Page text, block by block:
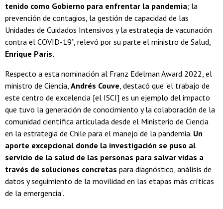
tenido como Gobierno para enfrentar la pandemia; la
prevención de contagios, la gestión de capacidad de las
Unidades de Cuidados Intensivos y la estrategia de vacunación
contra el COVID-19”, relevó por su parte el ministro de Salud,
Enrique Paris.
Respecto a esta nominación al Franz Edelman Award 2022, el
ministro de Ciencia, Andrés Couve , destacó que "el trabajo de
este centro de excelencia [el ISCI] es un ejemplo del impacto
que tuvo la generación de conocimiento y la colaboración de la
comunidad científica articulada desde el Ministerio de Ciencia
en la estrategia de Chile para el manejo de la pandemia. Un
aporte excepcional donde la investigación se puso al
servicio de la salud de las personas para salvar vidas a
través de soluciones concretas para diagnóstico, análisis de
datos y seguimiento de la movilidad en las etapas más críticas
de la emergencia".